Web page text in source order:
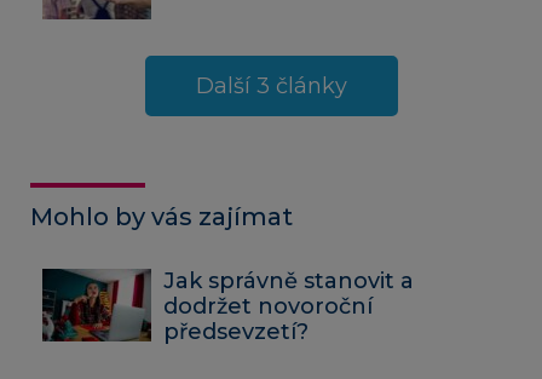
Další 3 články
Mohlo by vás zajímat
Jak správně stanovit a
dodržet novoroční
předsevzetí?